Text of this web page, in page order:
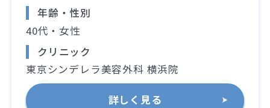
年齢・性別
40代・女性
クリニック
東京シンデレラ美容外科 横浜院
詳しく見る